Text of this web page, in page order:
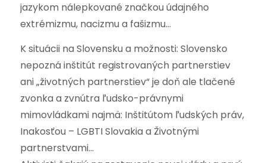
jazykom nálepkované značkou údajného
extrémizmu, nacizmu a fašizmu…
K situácii na Slovensku a možnosti: Slovensko
nepozná inštitút registrovaných partnerstiev
ani „životných partnerstiev“ je doň ale tlačené
zvonka a zvnútra ľudsko-právnymi
mimovládkami najmä: Inštitútom ľudských práv,
Inakosťou – LGBTI Slovakia a Životnými
partnerstvami…